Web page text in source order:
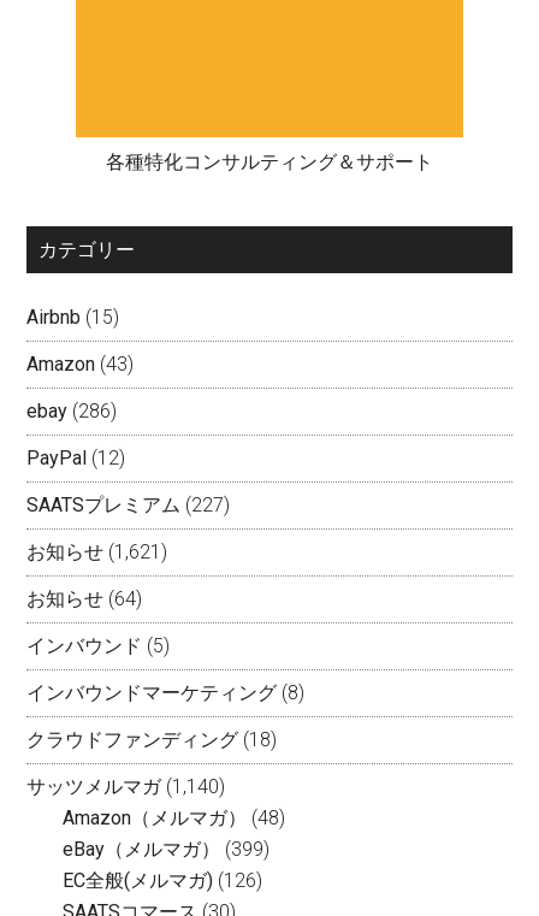
各種特化コンサルティング＆サポート
カテゴリー
Airbnb (15)
Amazon (43)
ebay (286)
PayPal (12)
SAATSプレミアム (227)
お知らせ (1,621)
お知らせ (64)
インバウンド (5)
インバウンドマーケティング (8)
クラウドファンディング (18)
サッツメルマガ(1,140)
Amazon（メルマガ）
(48)
eBay（メルマガ）
(399)
EC全般(メルマガ) (126)